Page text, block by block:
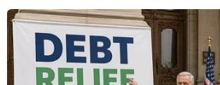
UAE quyết định luyện tập ở Thái Lan để
hậu và múi giờ ở Đông Nam Á, cũng như
Siamsports)